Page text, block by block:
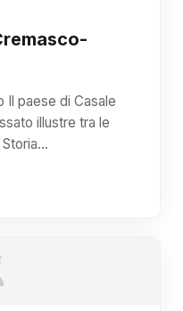
Il paese di Casale
illustre tra le